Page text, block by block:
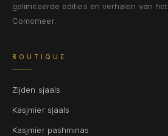
gelimiteerde edities en verhalen van het
Comomeer.
BOUTIQUE
Zijden sjaals
Kasjmier sjaals
Kasjmier pashminas